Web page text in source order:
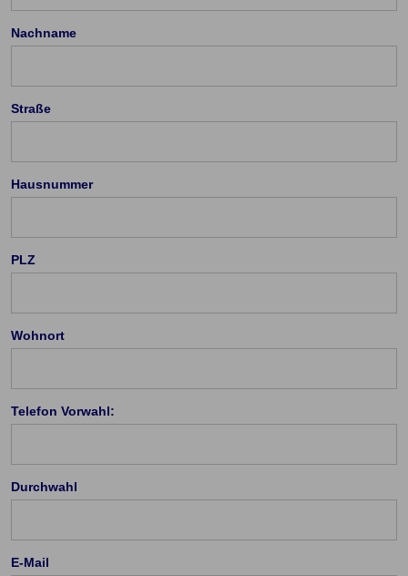
Nachname
Straße
Hausnummer
PLZ
Wohnort
Telefon Vorwahl:
Durchwahl
E-Mail